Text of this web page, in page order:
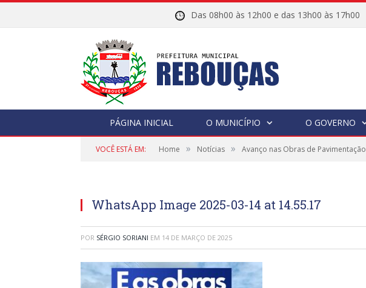
Das 08h00 às 12h00 e das 13h00 às
PÁGINA INICIAL O MUNICÍPIO O GOVERNO
VOCÊ ESTÁ EM: Home » Notícias » Avanço nas Obras de Pavimentação
WhatsApp Image 2025-03-14 at 14.55.17
POR SÉRGIO SORIANI EM 14 DE MARÇO DE 2025